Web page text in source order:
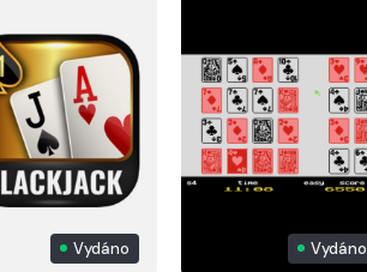
Vydáno Vydáno